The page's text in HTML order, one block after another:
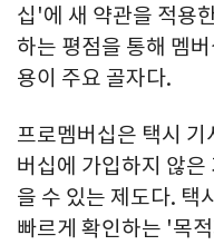
십'에 새 약관을 적용
하는 평점을 통해 멤
용이 주요 골자다.
프로멤버십은 택시
버십에 가입하지 않
을 수 있는 제도다. 택
빠르게 확인하는 '목